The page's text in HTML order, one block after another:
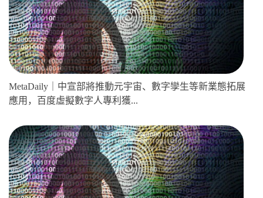
MetaDaily｜中宣部將推動元宇宙、數字孿生等新業態拓展
應用，百度虛擬數字人專利獲...